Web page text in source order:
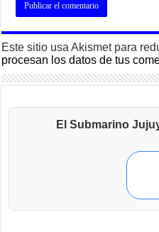
Este sitio usa Akismet para
procesan los datos de tus
El Submarino